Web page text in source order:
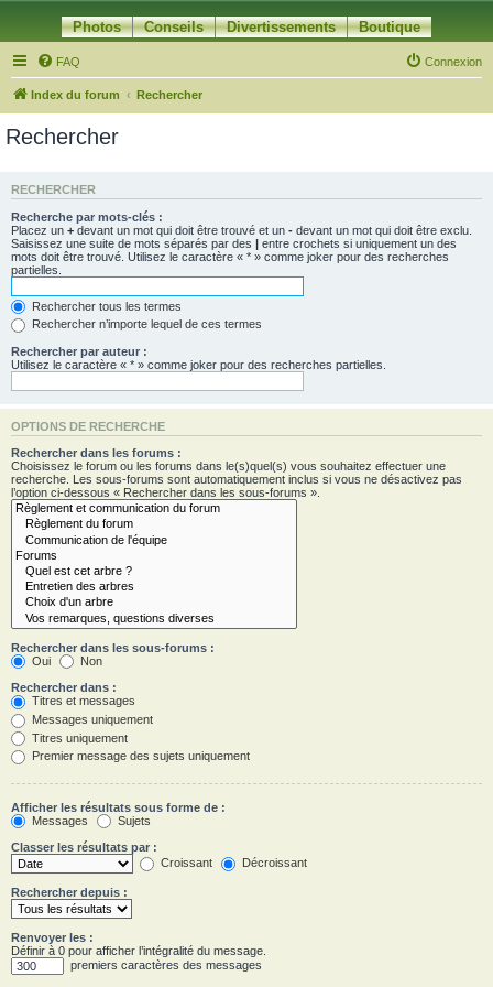
Photos Conseils Divertissements Boutique
FAQ Connexion
Index du forum Rechercher
Rechercher
RECHERCHER
Recherche par mots-clés :
Placez un + devant un mot qui doit être trouvé et un - devant un mot qui doit être exclu.
Saisissez une suite de mots séparés par des | entre crochets si uniquement un des
mots doit être trouvé. Utilisez le caractère « * » comme joker pour des recherches
partielles.
Rechercher tous les termes
Rechercher n’importe lequel de ces termes
Rechercher par auteur :
Utilisez le caractère « * » comme joker pour des recherches partielles.
OPTIONS DE RECHERCHE
Rechercher dans les forums :
Choisissez le forum ou les forums dans le(s)quel(s) vous souhaitez effectuer une
recherche. Les sous-forums sont automatiquement inclus si vous ne désactivez pas
l’option ci-dessous « Rechercher dans les sous-forums ».
Rechercher dans les sous-forums :
Oui
Non
Rechercher dans :
Titres et messages
Messages uniquement
Titres uniquement
Premier message des sujets uniquement
Afficher les résultats sous forme de :
Messages
Sujets
Classer les résultats par :
Croissant
Décroissant
Rechercher depuis :
Renvoyer les :
Définir à 0 pour afficher l’intégralité du message.
premiers caractères des messages